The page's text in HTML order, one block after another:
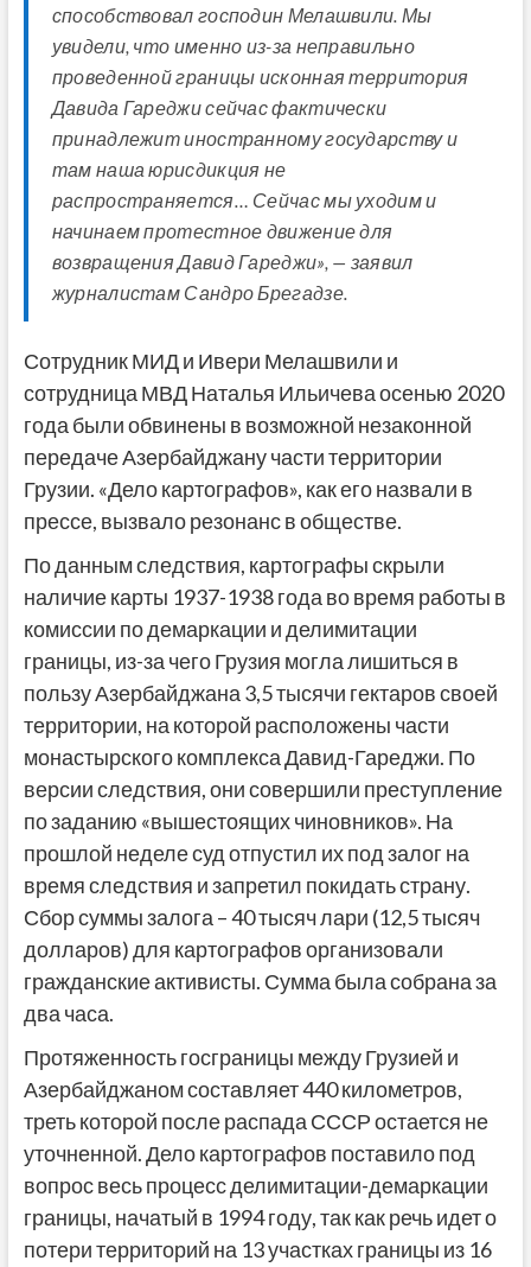
способствовал господин Мелашвили. Мы
увидели, что именно из-за неправильно
проведенной границы исконная территория
Давида Гареджи сейчас фактически
принадлежит иностранному государству и
там наша юрисдикция не
распространяется… Сейчас мы уходим и
начинаем протестное движение для
возвращения Давид Гареджи», — заявил
журналистам Сандро Брегадзе.
Сотрудник МИД и Ивери Мелашвили и
сотрудница МВД Наталья Ильичева осенью 2020
года были обвинены в возможной незаконной
передаче Азербайджану части территории
Грузии. «Дело картографов», как его назвали в
прессе, вызвало резонанс в обществе.
По данным следствия, картографы скрыли
наличие карты 1937-1938 года во время работы в
комиссии по демаркации и делимитации
границы, из-за чего Грузия могла лишиться в
пользу Азербайджана 3,5 тысячи гектаров своей
территории, на которой расположены части
монастырского комплекса Давид-Гареджи. По
версии следствия, они совершили преступление
по заданию «вышестоящих чиновников». На
прошлой неделе суд отпустил их под залог на
время следствия и запретил покидать страну.
Сбор суммы залога – 40 тысяч лари (12,5 тысяч
долларов) для картографов организовали
гражданские активисты. Сумма была собрана за
два часа.
Протяженность госграницы между Грузией и
Азербайджаном составляет 440 километров,
треть которой после распада СССР остается не
уточненной. Дело картографов поставило под
вопрос весь процесс делимитации-демаркации
границы, начатый в 1994 году, так как речь идет о
потери территорий на 13 участках границы из 16